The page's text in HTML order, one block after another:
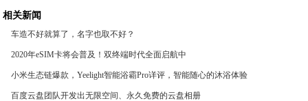
相关新闻
车造不好就算了，名字也取不好？
2020年eSIM卡将会普及！双终端时代全面启航中
小米生态链爆款，Yeelight智能浴霸Pro详评，智能随心的沐浴体验
百度云盘团队开发出无限空间、永久免费的云盘相册